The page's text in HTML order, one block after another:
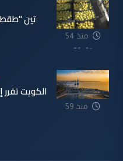
منذ 54
دقيقة
تين
منذ 59
الكويت تقرر